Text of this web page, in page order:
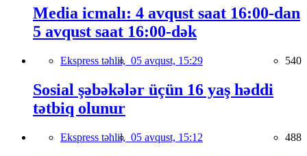
Media icmalı: 4 avqust saat 16:00-dan
5 avqust saat 16:00-dək
Ekspress təhlil, 05 avqust, 15:29 540
Sosial şəbəkələr üçün 16 yaş həddi
tətbiq olunur
Ekspress təhlil, 05 avqust, 15:12 488